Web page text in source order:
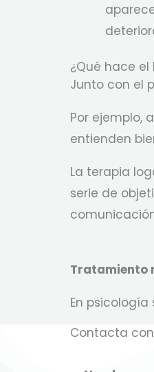
¿Qué hace
Junto con el
Por ejemplo,
entienden
La terapia
serie de
Tratamiento
En
Contacta